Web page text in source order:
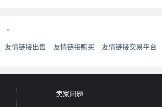
*
友情链接出售 友情链接购买 友情链接交易平台
卖家问题